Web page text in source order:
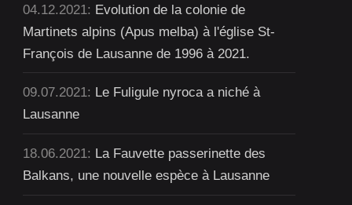
04.12.2021: Evolution de la colonie de
Martinets alpins (Apus melba) à l'église St-
François de Lausanne de 1996 à 2021.
09.07.2021: Le Fuligule nyroca a niché à
Lausanne
18.06.2021: La Fauvette passerinette des
Balkans, une nouvelle espèce à Lausanne